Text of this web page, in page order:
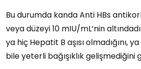
Bu durumda kandaAnti HBs
veya düzeyi10 mIU/mL’nin
ya hiç Hepatit B aşısı olmadığını,
bile yeterli bağışıklık gelişmediğini